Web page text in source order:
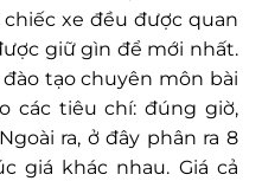
xe đều được quan
giữ gìn để mới nhất.
tạo chuyên môn bài
các tiêu chí: đúng giờ,
ra, ở đây phân ra 8
giá khác nhau. Giá cả